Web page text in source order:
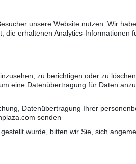
unsere Website nutzen. Wir
erhaltenen Analytics-
zu berichtigen oder zu
eine Datenübertragung für Daten
Datenübertragung Ihrer
senden
wurde, bitten wir Sie, sich